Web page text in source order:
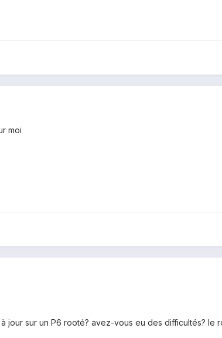
moi
jour sur un P6 rooté? avez-vous eu des difficultés? le